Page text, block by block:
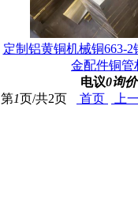
定制铝黄铜机械铜663-2
金配件铜管
电议0询价
第1页/共2页 首页 上